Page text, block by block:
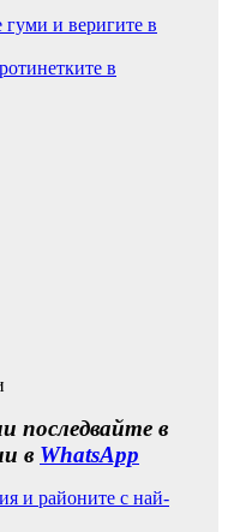
гуми и веригите в
в
последвайте в
в WhatsApp
и районите с най-